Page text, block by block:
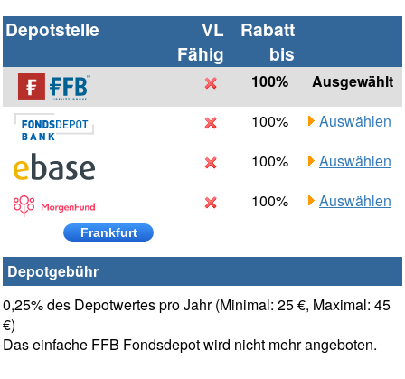
Depotstelle
VL
Fähig
Rabatt
bis
100%
Ausgewählt
100%
Auswählen
100%
Auswählen
Frankfurt
100% Auswählen
Depotgebühr
0,25% des Depotwertes pro Jahr (Minimal: 25 €, Maximal: 45
€)
Das einfache FFB Fondsdepot wird nicht mehr angeboten.